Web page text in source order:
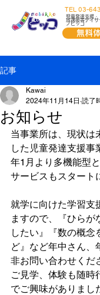
TEL 03-
無料
児童発達支援・
放課後等デイサ
ノビッコ
記事
お知らせ
Kawai
2024年11月14日 読了
当事業所は、現状は
した児童発達支援事
年1月より多機能型
サービスもスタート
就学に向けた学習支
ますので、『ひらが
したい』『数の概念
ど』など年中さん、
非お問い合わせくだ
ご見学、体験も随時
でご興味がありまし